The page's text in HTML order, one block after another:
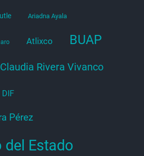
Ariadna Ayala
Atlixco BUAP
Claudia Rivera Vivanco
DIF
Pérez
del Estado